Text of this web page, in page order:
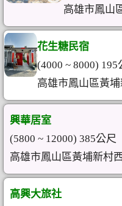
高雄市鳳山
花生糖民宿
(4000 ~ 8000) 195
高雄市鳳山區黃
興華居室
(5800 ~ 12000) 385公尺
高雄市鳳山區黃埔新村
高興大旅社